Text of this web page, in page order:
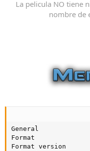
La pelicula NO tiene
nombre de
General
Format
Format version